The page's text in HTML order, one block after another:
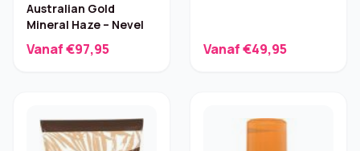
Australian Gold
Mineral Haze – Nevel
Vanaf €97,95 Vanaf €49,95